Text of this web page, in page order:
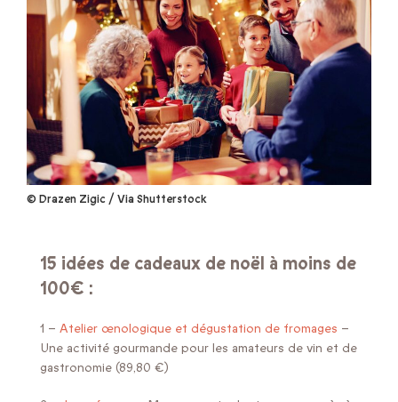
© Drazen Zigic / Via Shutterstock
15 idées de cadeaux de noël à moins de
100€ :
1 – Atelier œnologique et dégustation de fromages –
Une activité gourmande pour les amateurs de vin et de
gastronomie (89,80 €)​